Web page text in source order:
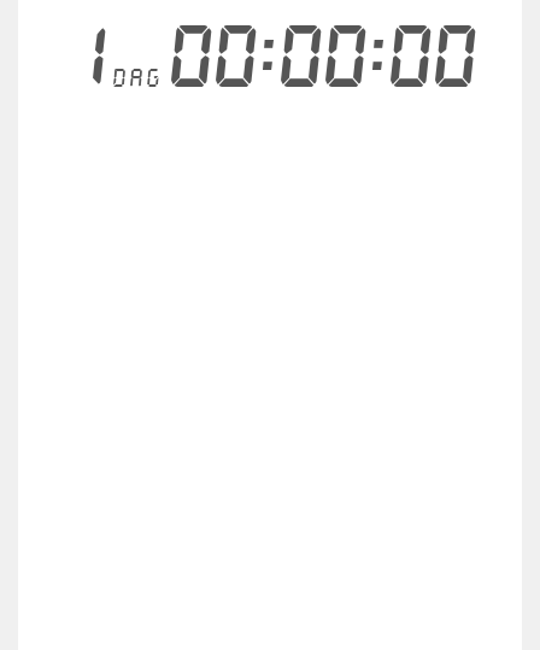
1dag00:00:00